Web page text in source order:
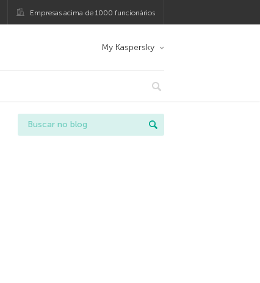
Empresas acima de 1000 funcionários
My Kaspersky